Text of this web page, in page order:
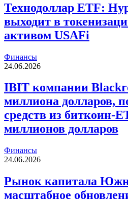
Технодоллар ETF:
выходит в
активом USAFi
Финансы
24.06.2026
IBIT компании
миллиона долларов,
средств из биткоин-
миллионов долларов
Финансы
24.06.2026
Рынок капитала
масштабное